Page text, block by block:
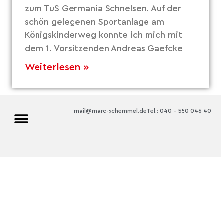
zum TuS Germania Schnelsen. Auf der
schön gelegenen Sportanlage am
Königskinderweg konnte ich mich mit
dem 1. Vorsitzenden Andreas Gaefcke
Weiterlesen »
Tel.: 040 – 550 046 40
mail@marc-schemmel.de